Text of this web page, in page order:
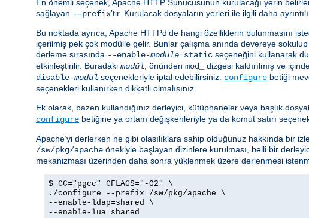
En önemli seçenek, Apache HTTP Sunucusunun kurulacağı yerin
sağlayan --prefix’tir. Kurulacak dosyaların yerleri ile ilgili daha
Bu noktada ayrıca, Apache HTTPd’de hangi özelliklerin bulunmasını
içerilmiş pek çok modülle gelir. Bunlar çalışma anında devereye sokulup
derleme sırasında --enable-module=static seçeneğini kullanarak
etkinleştirilir. Buradaki modül, önünden mod_ dizgesi kaldırılmış ve
disable-modül seçenekleriyle iptal edebilirsiniz. configure betiği
seçenekleri kullanırken dikkatli olmalısınız.
Ek olarak, bazen kullandığınız derleyici, kütüphaneler veya başlık
configure betiğine ya ortam değişkenleriyle ya da komut satırı
Apache’yi derlerken ne gibi olasılıklara sahip olduğunuz hakkında bir
/sw/pkg/apache önekiyle başlayan dizinlere kurulması, belli bir
mekanizması üzerinden daha sonra yüklenmek üzere derlenmesi
$ CC="pgcc" CFLAGS="-O2" \
./configure --prefix=/sw/pkg/apache \
--enable-ldap=shared \
--enable-lua=shared